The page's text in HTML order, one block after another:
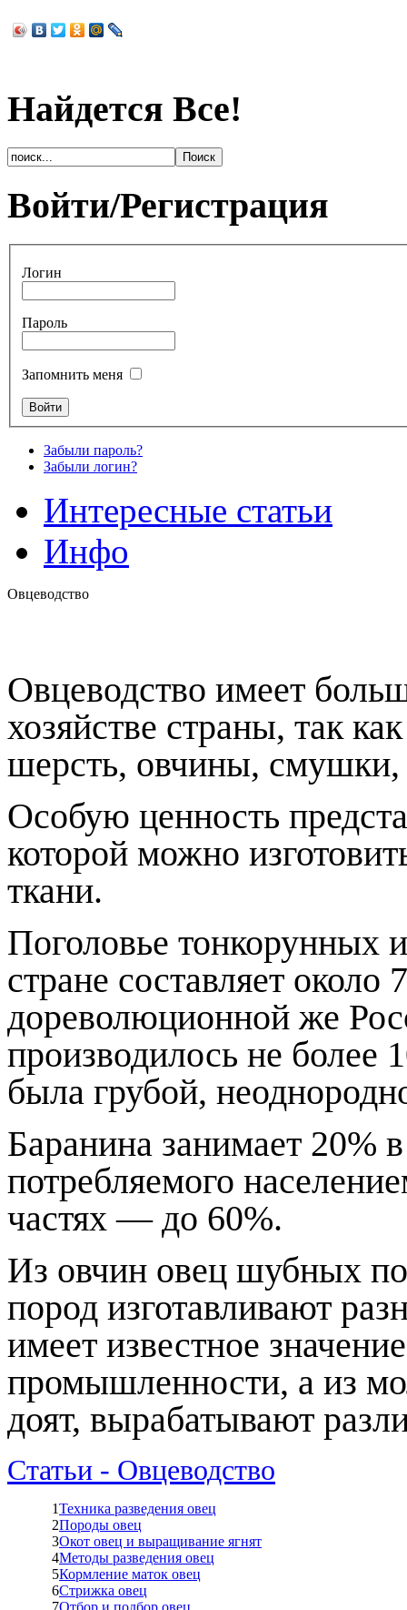
Найдется Все!
Войти/Регистрация
Логин
Пароль
Запомнить меня
Забыли пароль?
Забыли логин?
Интересные статьи
Инфо
Овцеводство
Овцеводство имеет
хозяйстве страны, так
шерсть, овчины, смушки,
Особую ценность
которой можно
ткани.
Поголовье тонкорунных
стране составляет
дореволюционной же
производилось не более
была грубой,
Баранина занимает 20%
потребляемого
частях — до 60%.
Из овчин овец шубных
пород изготавливают
имеет известное
промышленности, а из
доят, вырабатывают
Статьи - Овцеводство
1Техника разведения овец
2Породы овец
3Окот овец и выращивание ягнят
4Методы разведения овец
5Кормление маток овец
6Стрижка овец